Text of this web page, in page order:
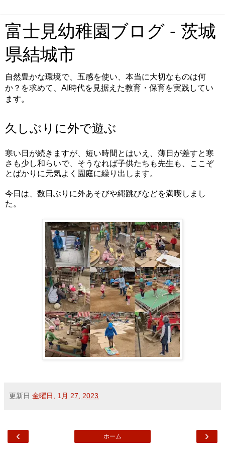
富士見幼稚園ブログ - 茨城
県結城市
自然豊かな環境で、五感を使い、本当に大切なものは何
か？を求めて、AI時代を見据えた教育・保育を実践してい
ます。
久しぶりに外で遊ぶ
寒い日が続きますが、短い時間とはいえ、薄日が差すと寒
さも少し和らいで、そうなれば子供たちも先生も、ここぞ
とばかりに元気よく園庭に繰り出します。
今日は、数日ぶりに外あそびや縄跳びなどを満喫しまし
た。
更新日 金曜日, 1月 27, 2023
‹ ›
ホーム